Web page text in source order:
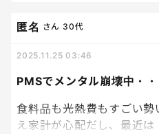
良い変化だけじゃないよね～
PMSでメンタル崩壊中・・
匿名 さん 30代
2025.11.25 03:46
食料品も光熱費もすごい勢
え家計が心配だし、最近